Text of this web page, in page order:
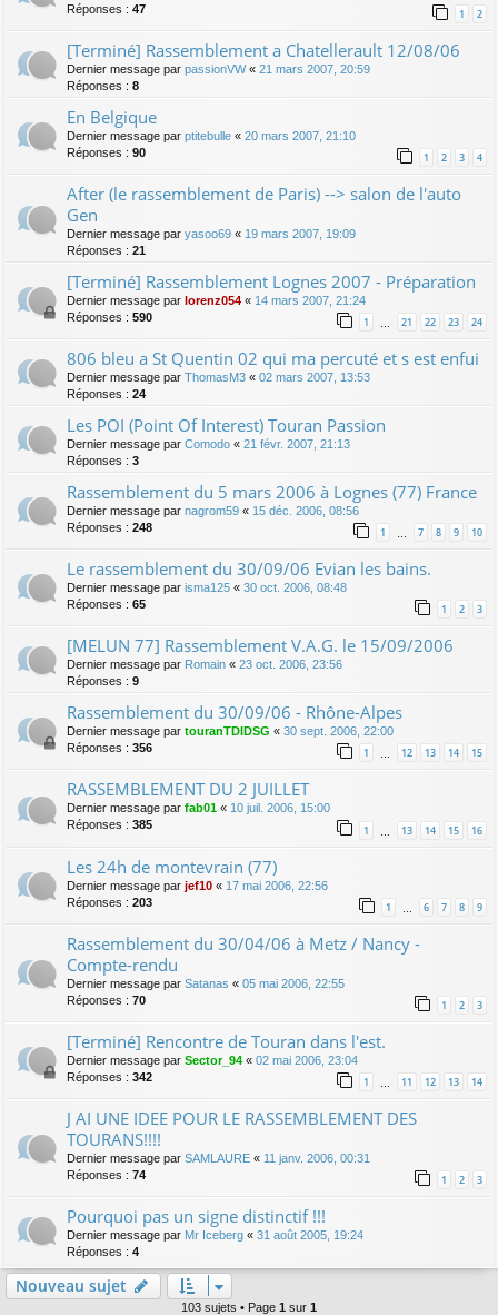
Réponses : 47 1 2
[Terminé] Rassemblement a Chatellerault 12/08/06
Dernier message par passionVW« 21 mars 2007, 20:59
Réponses : 8
En Belgique
Dernier message par ptitebulle « 20 mars 2007, 21:10
Réponses : 90 1 2 3 4
After (le rassemblement de Paris) --> salon de l'auto
Gen
Dernier message par yasoo69 « 19 mars 2007, 19:09
Réponses : 21
[Terminé] Rassemblement Lognes 2007 - Préparation
Dernier message par lorenz054 « 14 mars 2007, 21:24
Réponses : 590 1 … 21 22 23 24
806 bleu a St Quentin 02 qui ma percuté et s est enfui
Dernier message par ThomasM3 « 02 mars 2007, 13:53
Réponses : 24
Les POI (Point Of Interest) Touran Passion
Dernier message par Comodo « 21 févr. 2007, 21:13
Réponses : 3
Rassemblement du 5 mars 2006 à Lognes (77) France
Dernier message par nagrom59 « 15 déc. 2006, 08:56
Réponses : 248 1 … 7 8 9 10
Le rassemblement du 30/09/06 Evian les bains.
Dernier message par isma125 « 30 oct. 2006, 08:48
Réponses : 65 1 2 3
[MELUN 77] Rassemblement V.A.G. le 15/09/2006
Dernier message par Romain « 23 oct. 2006, 23:56
Réponses : 9
Rassemblement du 30/09/06 - Rhône-Alpes
Dernier message par touranTDIDSG « 30 sept. 2006, 22:00
Réponses : 356 1 … 12 13 14 15
RASSEMBLEMENT DU 2 JUILLET
Dernier message par fab01 « 10 juil. 2006, 15:00
Réponses : 385 1 13 14 15 16
Les 24h de montevrain (77)
Dernier message par jef10 « 17 mai 2006, 22:56
Réponses : 203 1 6 7 8 9
Rassemblement du 30/04/06 à Metz / Nancy -
Compte-rendu
Dernier message par Satanas « 05 mai 2006, 22:55
Réponses : 70 1 2 3
[Terminé] Rencontre de Touran dans l'est.
Dernier message par Sector_94 « 02 mai 2006, 23:04
Réponses : 342 1 11 12 13 14
J AI UNE IDEE POUR LE RASSEMBLEMENT DES
TOURANS!!!!
Dernier message par SAMLAURE « 11 janv. 2006, 00:31
Réponses : 74 1 2 3
Pourquoi pas un signe distinctif !!!
Dernier message par Mr Iceberg « 31 août 2005, 19:24
Réponses : 4
Nouveau sujet
103 sujets • Page 1 sur 1